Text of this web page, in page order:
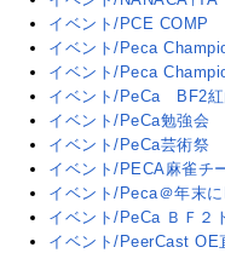
イベント/PCE COMP
イベント/Peca
イベント/Peca
イベント/PeCa BF2紅
イベント/PeCa勉強会
イベント/PeCa芸術
イベント/PECA麻雀チ
イベント/Peca＠年末
イベント/PeCa ＢＦ２
イベント/PeerCast OE